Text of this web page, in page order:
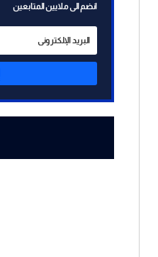
انضم الى ملايين المتابعين